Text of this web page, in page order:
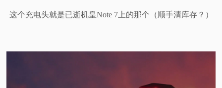
这个充电头就是已逝机皇Note 7上的那个（顺手清库存？）